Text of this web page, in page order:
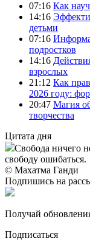
07:16 Как
14:16
детьми
07:16
подростков
14:16
взрослых
21:12 Как
2026 году:
20:47 Магия
творчества
Цитата дня
Свобода ничего
свободу ошибаться.
© Махатма Ганди
Подпишись на
Получай
Подписаться